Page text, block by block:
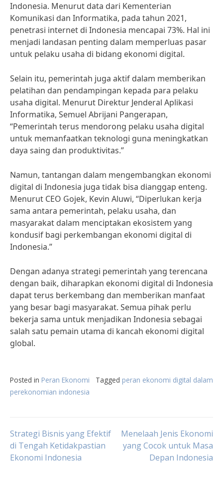
Indonesia. Menurut data dari Kementerian
Komunikasi dan Informatika, pada tahun 2021,
penetrasi internet di Indonesia mencapai 73%. Hal ini
menjadi landasan penting dalam memperluas pasar
untuk pelaku usaha di bidang ekonomi digital.
Selain itu, pemerintah juga aktif dalam memberikan
pelatihan dan pendampingan kepada para pelaku
usaha digital. Menurut Direktur Jenderal Aplikasi
Informatika, Semuel Abrijani Pangerapan,
“Pemerintah terus mendorong pelaku usaha digital
untuk memanfaatkan teknologi guna meningkatkan
daya saing dan produktivitas.”
Namun, tantangan dalam mengembangkan ekonomi
digital di Indonesia juga tidak bisa dianggap enteng.
Menurut CEO Gojek, Kevin Aluwi, “Diperlukan kerja
sama antara pemerintah, pelaku usaha, dan
masyarakat dalam menciptakan ekosistem yang
kondusif bagi perkembangan ekonomi digital di
Indonesia.”
Dengan adanya strategi pemerintah yang terencana
dengan baik, diharapkan ekonomi digital di Indonesia
dapat terus berkembang dan memberikan manfaat
yang besar bagi masyarakat. Semua pihak perlu
bekerja sama untuk menjadikan Indonesia sebagai
salah satu pemain utama di kancah ekonomi digital
global.
Posted in Peran Ekonomi Tagged peran ekonomi digital dalam
perekonomian indonesia
Post
navigation
Strategi Bisnis yang Efektif
di Tengah Ketidakpastian
Ekonomi Indonesia
Menelaah Jenis Ekonomi
yang Cocok untuk Masa
Depan Indonesia